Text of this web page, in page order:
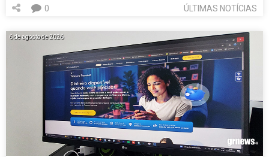
ÚLTIMAS NOTÍCIAS
0
6 de agosto de 2026